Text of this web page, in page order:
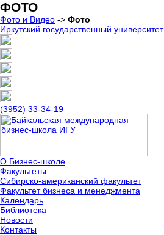
ФОТО
Фото и Видео -> Фото
Иркутский государственный университет
(3952) 33-34-19
О Бизнес-школе
Факультеты
Сибирско-американский факультет
Факультет бизнеса и менеджмента
Календарь
Библиотека
Новости
Контакты